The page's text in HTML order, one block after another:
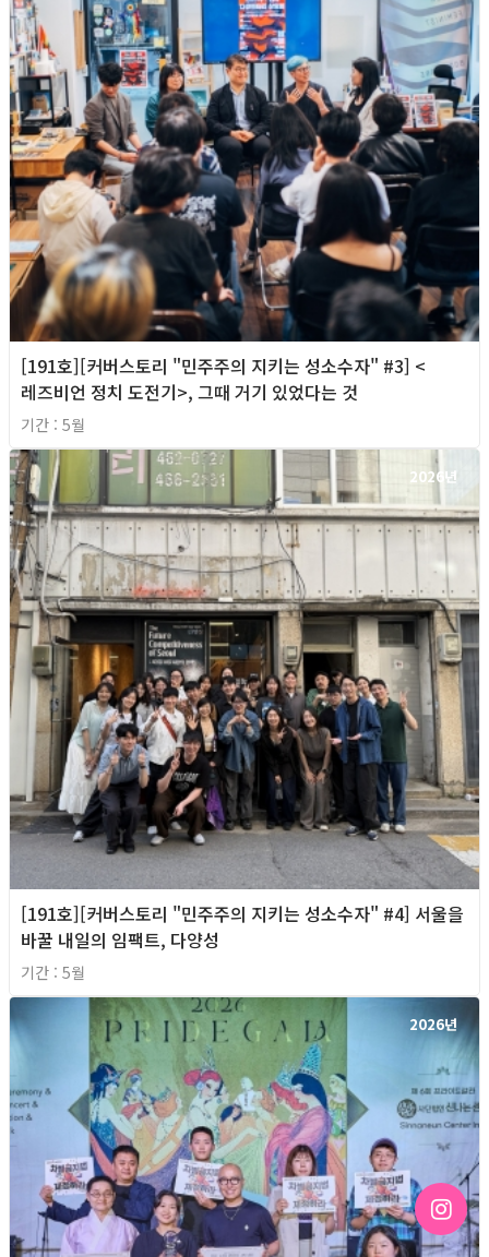
[191호][커버스토리 "민주주의 지키는 성소수자" #3] <
레즈비언 정치 도전기>, 그때 거기 있었다는 것
기간 : 5월
2026년
[191호][커버스토리 "민주주의 지키는 성소수자" #4] 서울을
바꿀 내일의 임팩트, 다양성
기간 : 5월
2026년